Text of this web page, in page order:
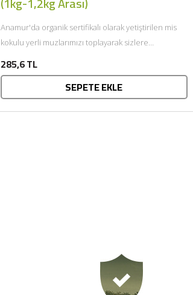
Anamur'da organik sertifikalı olarak yetiştirilen mis
kokulu yerli muzlarımızı toplayarak sizlere
285,6 TL
SEPETE EKLE